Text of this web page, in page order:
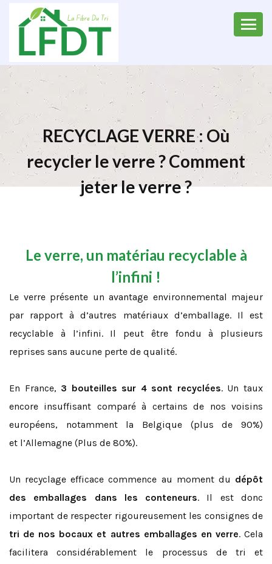
RECYCLAGE VERRE : Où
recycler le verre ? Comment
jeter le verre ?
Le verre, un matériau recyclable à
l’infini !
Le verre présente un avantage environnemental majeur
par rapport à d’autres matériaux d’emballage. Il est
recyclable à l’infini. Il peut être fondu à plusieurs
reprises sans aucune perte de qualité.
En France, 3 bouteilles sur 4 sont recyclées. Un taux
encore insuffisant comparé à certains de nos voisins
européens, notamment la Belgique (plus de 90%)
et l’Allemagne (Plus de 80%).
Un recyclage efficace commence au moment du dépôt
des emballages dans les conteneurs. Il est donc
important de respecter rigoureusement les consignes de
tri de nos bocaux et autres emballages en verre. Cela
facilitera considérablement le processus de tri et